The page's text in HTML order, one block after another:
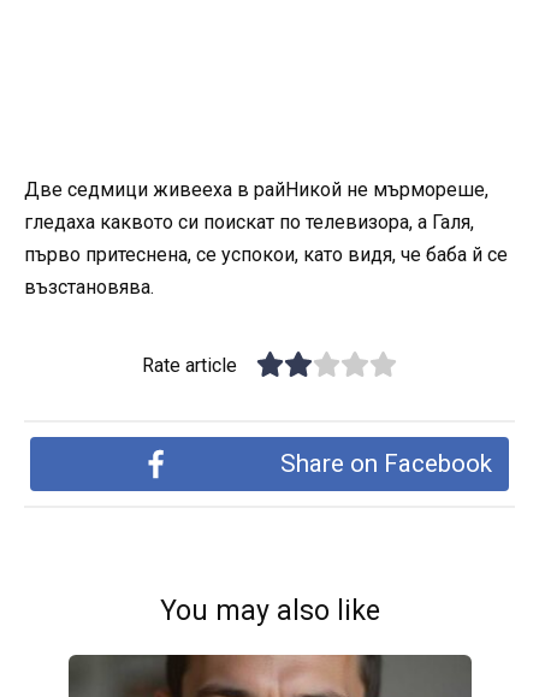
Две седмици живееха в райНикой не мърмореше,
гледаха каквото си поискат по телевизора, а Галя,
първо притеснена, се успокои, като видя, че баба й се
възстановява.
Rate article
Share on Facebook
You may also like